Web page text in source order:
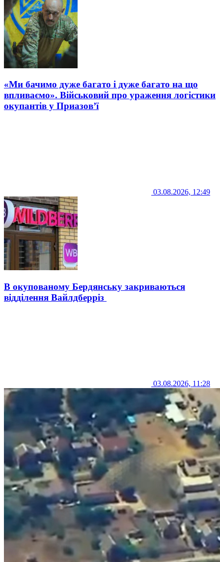
«Ми бачимо дуже багато і дуже багато на що
впливаємо». Військовий про ураження логістики
окупантів у Приазов’ї
03.08.2026, 12:49
В окупованому Бердянську закриваються
відділення Вайлдберріз
03.08.2026, 11:28